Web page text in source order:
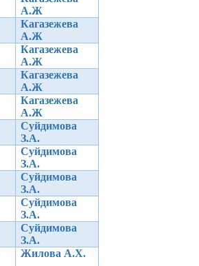
А.Ж
Кагазежева
А.Ж
Кагазежева
А.Ж
Кагазежева
А.Ж
Кагазежева
А.Ж
Суйдимова
З.А.
Суйдимова
З.А.
Суйдимова
З.А.
Суйдимова
З.А.
Суйдимова
З.А.
Жилова А.Х.